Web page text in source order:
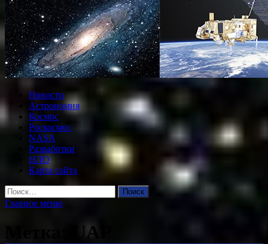
Новости
Астрономия
Космос
Роскосмос
NASA
Разработки
НЛО
Карта сайта
Найти:
Главное меню
UAP